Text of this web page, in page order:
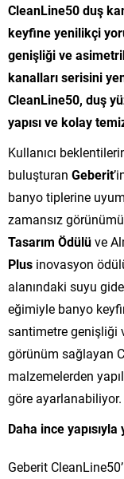
CleanLine50 duş
keyfine yenilikçi
genişliği ve
kanalları serisini
CleanLine50, duş
yapısı ve kolay
Kullanıcı
buluşturan Geberit
banyo tiplerine
zamansız
Tasarım Ödülüve
Plus inovasyon
alanındaki suyu
eğimiyle banyo
santimetre genişliği
görünüm sağlayan
malzemelerden
göre ayarlanabiliyor.
Daha ince
Geberit